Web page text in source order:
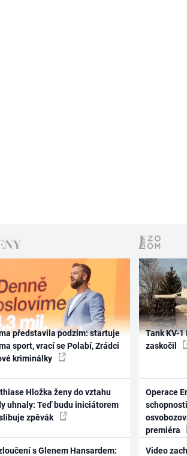
představila podzim: startuje
sport, vrací se Polabí, Zrádci
kriminálky
Hložka ženy do vztahu
uhnaly: Teď budu iniciátorem
zpěvák
s Glenem Hansardem:
Tank KV-
zaskočil
Operace
premiéra
Video